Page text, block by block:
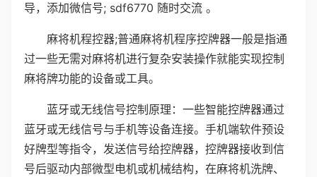
导，添加微信号; sdf6770 随时交流 。
麻将机程控器;普通麻将机程序控牌器一般是指通
过一些无需对麻将机进行复杂安装操作就能实现控制
麻将牌功能的设备或工具。
蓝牙或无线信号控制原理：一些智能控牌器通过
蓝牙或无线信号与手机等设备连接。手机端软件预设
好牌型等指令，发送信号给控牌器，控牌器接收到信
号后驱动内部微型电机或机械结构，在麻将机洗牌、